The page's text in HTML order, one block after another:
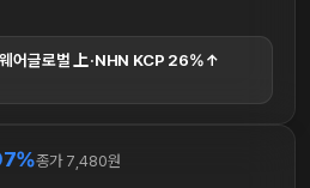
어글로벌 上·NHN KCP 26%↑
종가 7,480원